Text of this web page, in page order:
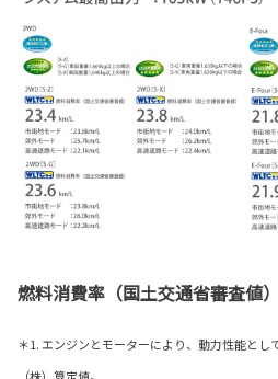
燃料消費率（国土交通省審査値）
＊1. エンジンとモーターにより、動力性能と